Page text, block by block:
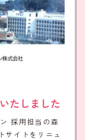
たしました
採用担当の森
イトをリニュ